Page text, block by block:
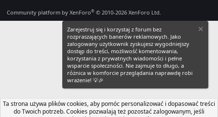
Community platform by XenForo® © 2010-2026 XenForo Ltd.
Zarejestruj się i korzystaj z forum bez
rozpraszających banerów reklamowych. Jako
zalogowany użytkownik zyskujesz wygodniejszy
dostęp do treści, możliwość komentowania,
korzystania z prywatnych wiadomości i pełne
wsparcie społeczności. Nie zajmuje to długo, a
różnica w komforcie przeglądania naprawdę robi
wrażenie! 💡🎉
Ta strona używa plików cookies, aby pomóc personalizować i dopasować treści
do Twoich potrzeb. Cookies pozwalają też pozostać zalogowanym, jeśli